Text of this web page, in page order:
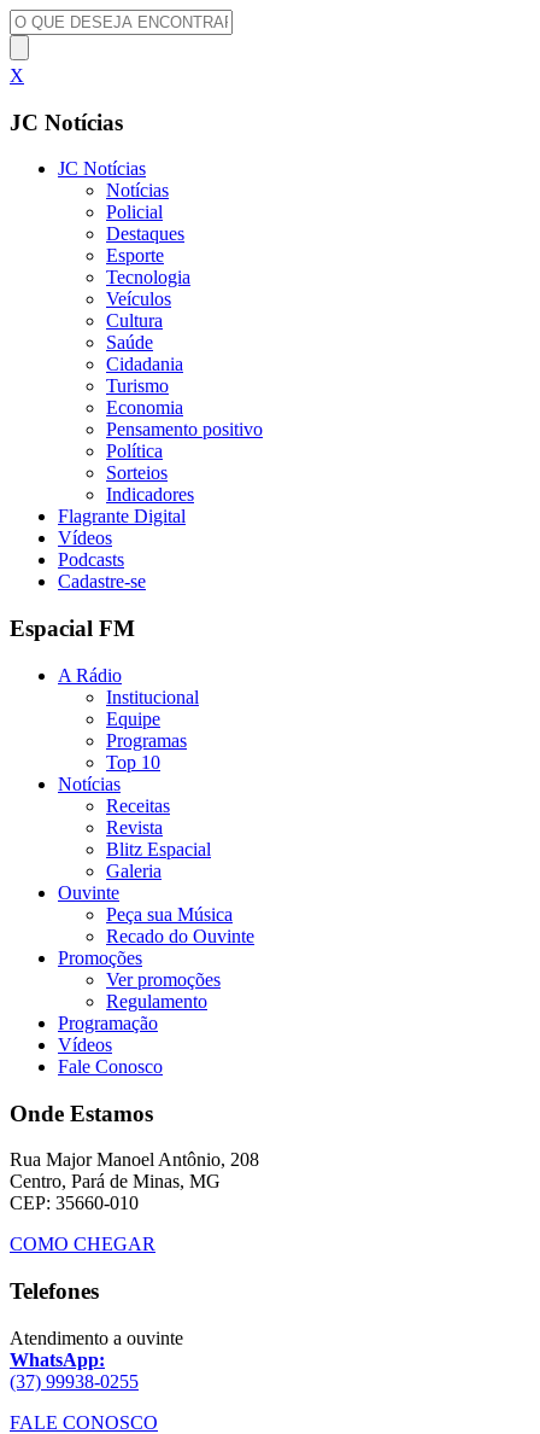
X
JC Notícias
JC Notícias
Notícias
Policial
Destaques
Esporte
Tecnologia
Veículos
Cultura
Saúde
Cidadania
Turismo
Economia
Pensamento positivo
Política
Sorteios
Indicadores
Flagrante Digital
Vídeos
Podcasts
Cadastre-se
Espacial FM
A Rádio
Institucional
Equipe
Programas
Top 10
Notícias
Receitas
Revista
Blitz Espacial
Galeria
Ouvinte
Peça sua Música
Recado do Ouvinte
Promoções
Ver promoções
Regulamento
Programação
Vídeos
Fale Conosco
Onde Estamos
Rua Major Manoel Antônio, 208
Centro, Pará de Minas, MG
CEP: 35660-010
COMO CHEGAR
Telefones
Atendimento a ouvinte
WhatsApp:
(37) 99938-0255
FALE CONOSCO